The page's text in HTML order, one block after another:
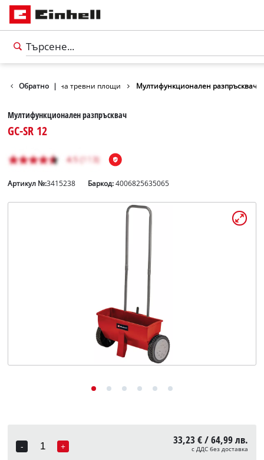
Обратно |
за поддръжка на тревни площи Мултифункционален разпръсквач
Мултифункционален разпръсквач
GC-SR 12
Артикул №:3415238 Баркод:4006825635065
-
Quantity
+ 33,23 € / 64,99 лв.
с ДДС без доставка